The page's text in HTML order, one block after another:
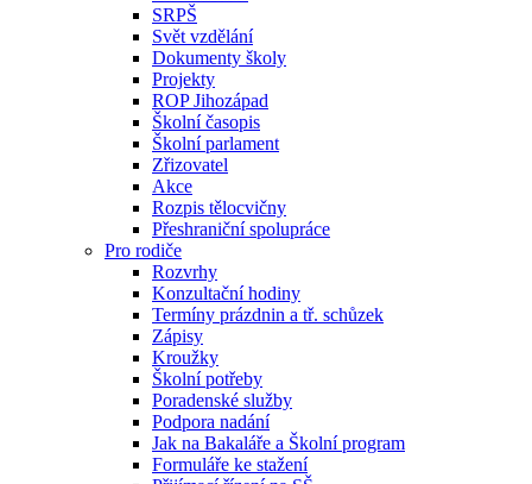
SRPŠ
Svět vzdělání
Dokumenty školy
Projekty
ROP Jihozápad
Školní časopis
Školní parlament
Zřizovatel
Akce
Rozpis tělocvičny
Přeshraniční spolupráce
Pro rodiče
Rozvrhy
Konzultační hodiny
Termíny prázdnin a tř. schůzek
Zápisy
Kroužky
Školní potřeby
Poradenské služby
Podpora nadání
Jak na Bakaláře a Školní program
Formuláře ke stažení